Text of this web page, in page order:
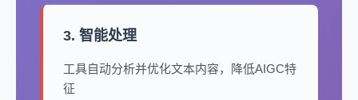
3. 智能处理
工具自动分析并优化文本内容，降低AIGC特
征